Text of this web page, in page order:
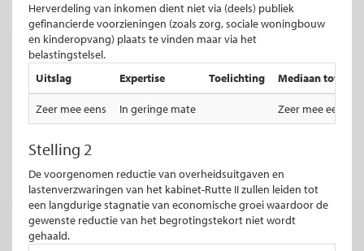
Herverdeling van inkomen dient niet via (deels) publiek
gefinancierde voorzieningen (zoals zorg, sociale woningbouw
en kinderopvang) plaats te vinden maar via het
belastingstelsel.
Uitslag
Expertise Toelichting Mediaan totale
Zeer mee eens In geringe mate Zeer mee eens
Stelling 2
De voorgenomen reductie van overheidsuitgaven en
lastenverzwaringen van het kabinet-Rutte II zullen leiden tot
een langdurige stagnatie van economische groei waardoor de
gewenste reductie van het begrotingstekort niet wordt
gehaald.